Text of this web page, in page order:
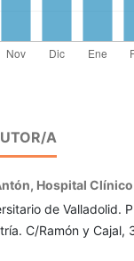
A
Hospital
de Valladolid.
C/Ramón y Cajal,